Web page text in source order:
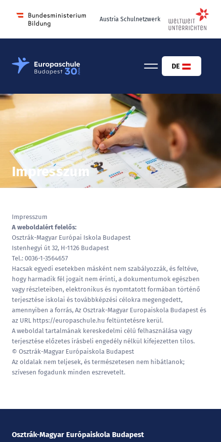
Austria Schulnetzwerk
Osztrák-Magyar Európaiskola Budapest DE
Impresszum
Impresszum
A weboldalért felelős:
Osztrák-Magyar Európai Iskola Budapest
Istenhegyi út 32, H-1126 Budapest
Tel.: 0036-1-3564657
Hacsak egyedi esetekben másként nem szabályozzák, és feltéve,
hogy harmadik fél jogait nem érinti, a dokumentumok egészben
vagy részleteiben, elektronikus és nyomtatott formában történő
terjesztése iskolai és továbbképzési célokra megengedett,
amennyiben a forrás, Az Osztrak-Magyar Europaiskola Budapest és
az URL https://europaschule.hu feltüntetésre kerül.
A weboldal tartalmának kereskedelmi célú felhasználása vagy
terjesztése előzetes írásbeli engedély nélkül kifejezetten tilos.
© Osztrák-Magyar Európaiskola Budapest
Az oldalak nem teljesek, és természetesen nem hibátlanok;
szívesen fogadunk minden eszrevetelt.
Osztrák-Magyar Európaiskola Budapest